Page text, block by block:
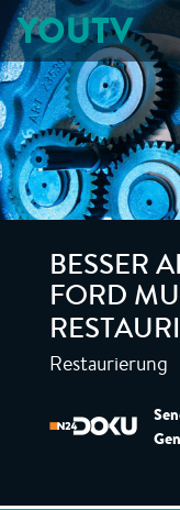
YOUTV
BESSER
FORD
Restaurierung